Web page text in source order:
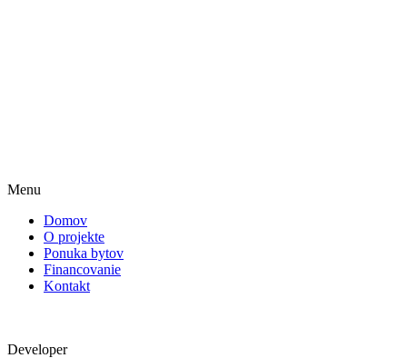
Menu
Domov
O projekte
Ponuka bytov
Financovanie
Kontakt
Developer